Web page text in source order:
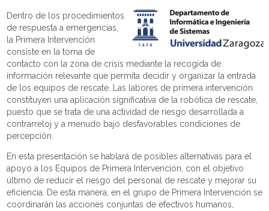
Dentro de los procedimientos
de respuesta a emergencias,
la Primera Intervención
consiste en la toma de
contacto con la zona de crisis mediante la recogida de
información relevante que permita decidir y organizar la entrada
de los equipos de rescate. Las labores de primera intervención
constituyen una aplicación significativa de la robótica de rescate,
puesto que se trata de una actividad de riesgo desarrollada a
contrarreloj y a menudo bajo desfavorables condiciones de
percepción.
En esta presentación se hablará de posibles alternativas para el
apoyo a los Equipos de Primera Intervención, con el objetivo
último de reducir el riesgo del personal de rescate y mejorar su
eficiencia. De esta manera, en el grupo de Primera Intervención se
coordinarán las acciones conjuntas de efectivos humanos,